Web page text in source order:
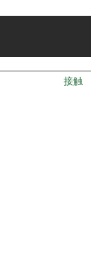
接触